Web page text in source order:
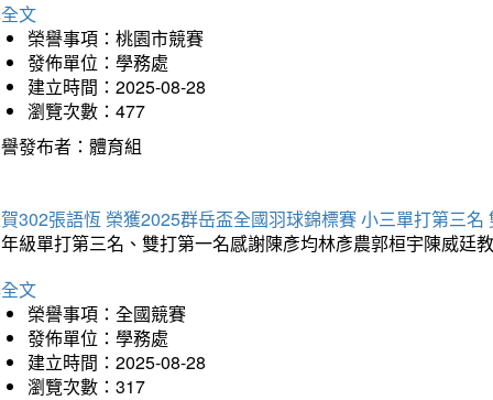
文
榮譽事項：桃園市競賽
發佈單位：學務處
建立時間：2025-08-28
瀏覽次數：477
發布者：體育組
302張語恆 榮獲2025群岳盃全國羽球錦標賽 小三單打第三名
級單打第三名、雙打第一名感謝陳彥均林彥農郭桓宇陳威廷
文
榮譽事項：全國競賽
發佈單位：學務處
建立時間：2025-08-28
瀏覽次數：317